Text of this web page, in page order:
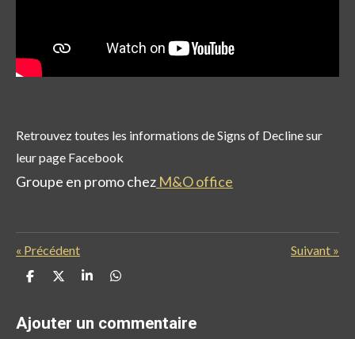
Retrouvez toutes les informations de Signs of Decline sur
leur page Facebook
Groupe en promo chez M&O office
« Précédent Suivant »
P
t
a
P
t
a
P
t
a
P
t
a
Ajouter un commentaire